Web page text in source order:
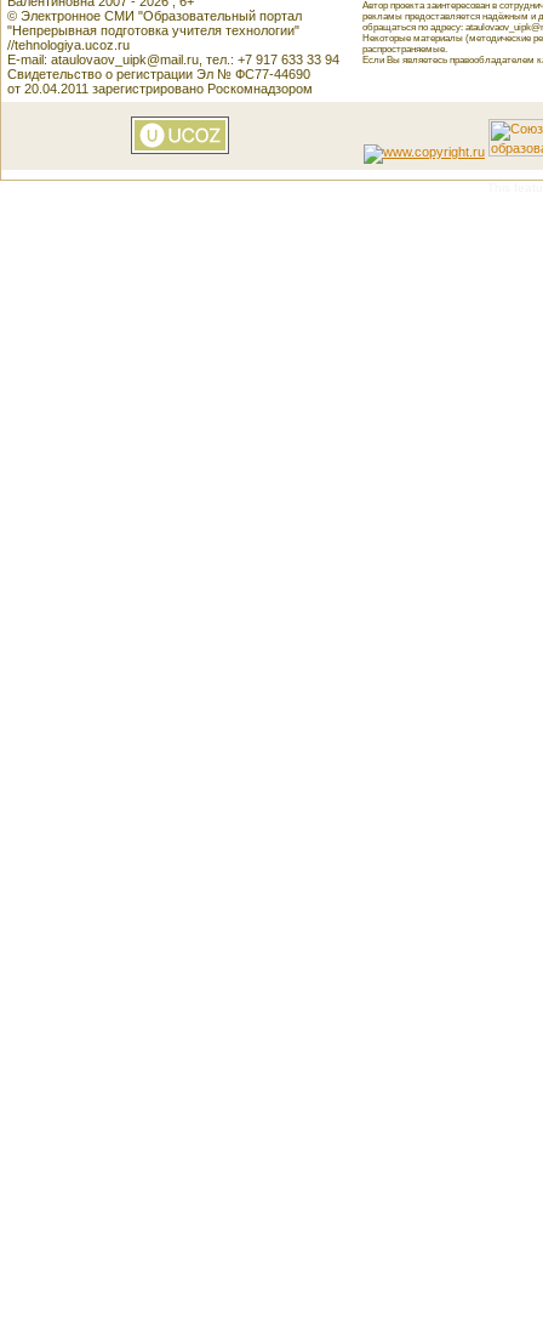
© Электронное СМИ "Образовательный портал
"Непрерывная подготовка учителя технологии"
//tehnologiya.ucoz.ru
E-mail: ataulovaov_uipk@mail.ru, тел.: +7 917 633 33 94
Свидетельство о регистрации Эл № ФС77-44690
от 20.04.2011 зарегистрировано Роскомнадзором
Автор проекта заинтересован в
рекламы предоставляется надёжным и
обращаться по адресу:
Некоторые материалы (методические
распространяемые.
Если Вы являетесь правообладателем